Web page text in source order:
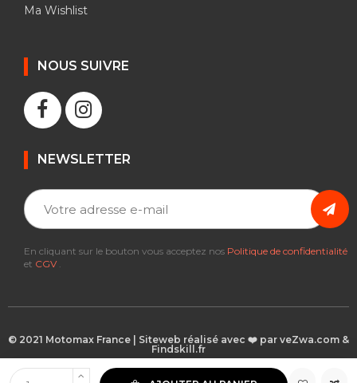
Ma Wishlist
NOUS SUIVRE
NEWSLETTER
En cliquant sur le bouton vous acceptez nos Politique de confidentialité
et CGV .
© 2021 Motomax France | Siteweb réalisé avec ❤️ par veZwa.com &
Findskill.fr